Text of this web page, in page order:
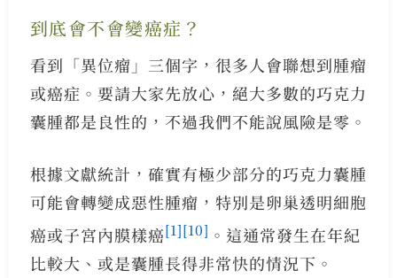
到底會不會變癌症？
看到「異位瘤」三個字，很多人會聯想到腫瘤
或癌症。要請大家先放心，絕大多數的巧克力
囊腫都是良性的，不過我們不能說風險是零。
根據文獻統計，確實有極少部分的巧克力囊腫
可能會轉變成惡性腫瘤，特別是卵巢透明細胞
癌或子宮內膜樣癌[1][10] 。這通常發生在年紀
比較大、或是囊腫長得非常快的情況下。